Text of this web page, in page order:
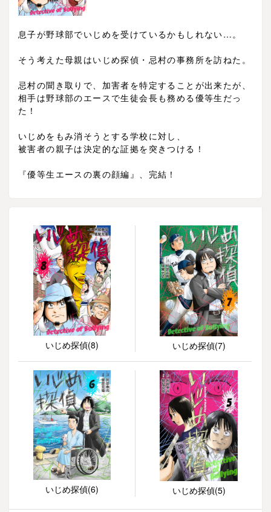
息子が野球部でいじめを受けているかもしれない…。
そう考えた母親はいじめ探偵・忌村の事務所を訪ねた。
忌村の聞き取りで、加害者を特定することが出来たが、
相手は野球部のエースで生徒会長も務める優等生だっ
た！
いじめをもみ消そうとする学校に対し、
被害者の親子は決定的な証拠を突きつける！
『優等生エースの裏の顔編』、完結！
いじめ探偵(8) いじめ探偵(7)
いじめ探偵(6) いじめ探偵(5)